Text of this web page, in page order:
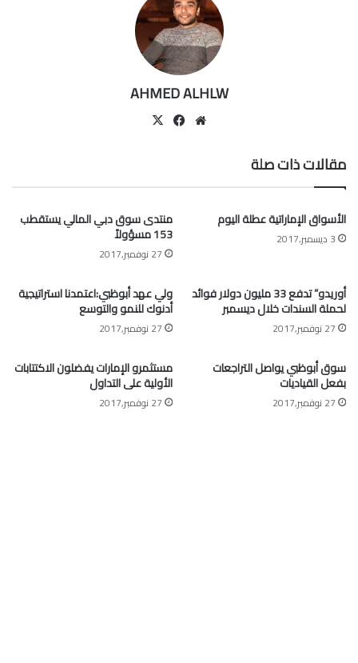
AHMED ALHLW
موقعفيسبوك
مقالات ذات صلة
الأسواق الإماراتية عطلة اليوم
3 ديسمبر,2017
منتدى سوق دبي المالي يستقطب
153 مسؤولاً
27 نوفمبر,2017
أوريدو” تدفع 33 مليون دولار فوائد
لحملة السندات خلال ديسمبر
27 نوفمبر,2017
ولي عهد أبوظبي:اعتمدنا استراتيجية
أدنوك للنمو والتوسع
27 نوفمبر,2017
سوق أبوظبي يواصل التراجعات
بفعل القياديات
27 نوفمبر,2017
مستثمرو الإمارات يفضلون الاكتتابات
الأولية على التداول
27 نوفمبر,2017